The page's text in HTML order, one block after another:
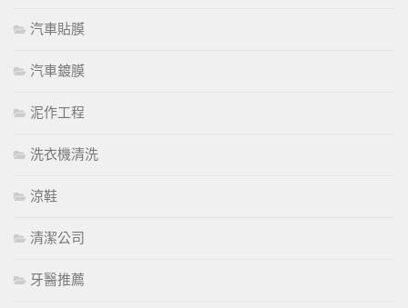
汽車貼膜
汽車鍍膜
泥作工程
洗衣機清洗
涼鞋
清潔公司
牙醫推薦